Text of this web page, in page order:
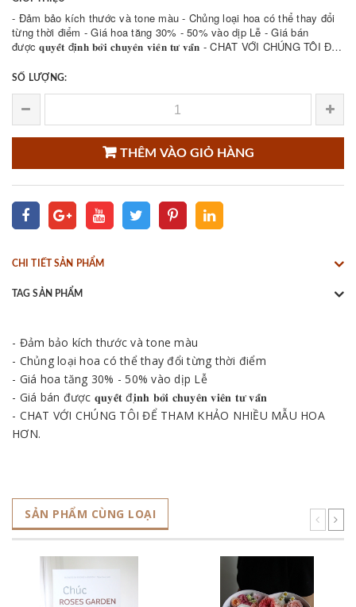
- Đảm bảo kích thước và tone màu - Chủng loại hoa có thể thay đổi
từng thời điểm - Giá hoa tăng 30% - 50% vào dịp Lễ - Giá bán
được 𝐪𝐮𝐲𝐞̂́𝐭 đ𝐢̣𝐧𝐡 𝐛𝐨̛̉𝐢 𝐜𝐡𝐮𝐲𝐞̂𝐧 𝐯𝐢𝐞̂𝐧 𝐭𝐮̛ 𝐯𝐚̂́𝐧 - CHAT VỚI CHÚNG TÔI ĐỂ
SỐ LƯỢNG:
THÊM VÀO GIỎ HÀNG
CHI TIẾT SẢN PHẨM
TAG SẢN PHẨM
- Đảm bảo kích thước và tone màu
- Chủng loại hoa có thể thay đổi từng thời điểm
- Giá hoa tăng 30% - 50% vào dịp Lễ
- Giá bán được 𝐪𝐮𝐲𝐞̂́𝐭 đ𝐢̣𝐧𝐡 𝐛𝐨̛̉𝐢 𝐜𝐡𝐮𝐲𝐞̂𝐧 𝐯𝐢𝐞̂𝐧 𝐭𝐮̛ 𝐯𝐚̂́𝐧
- CHAT VỚI CHÚNG TÔI ĐỂ THAM KHẢO NHIỀU MẪU HOA
HƠN.
SẢN PHẨM CÙNG LOẠI